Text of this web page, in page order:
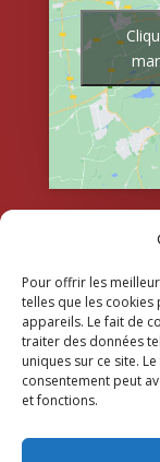
Pour offrir les
telles que les
appareils. Le fait de
traiter des données
uniques sur ce site.
consentement peut
et fonctions.